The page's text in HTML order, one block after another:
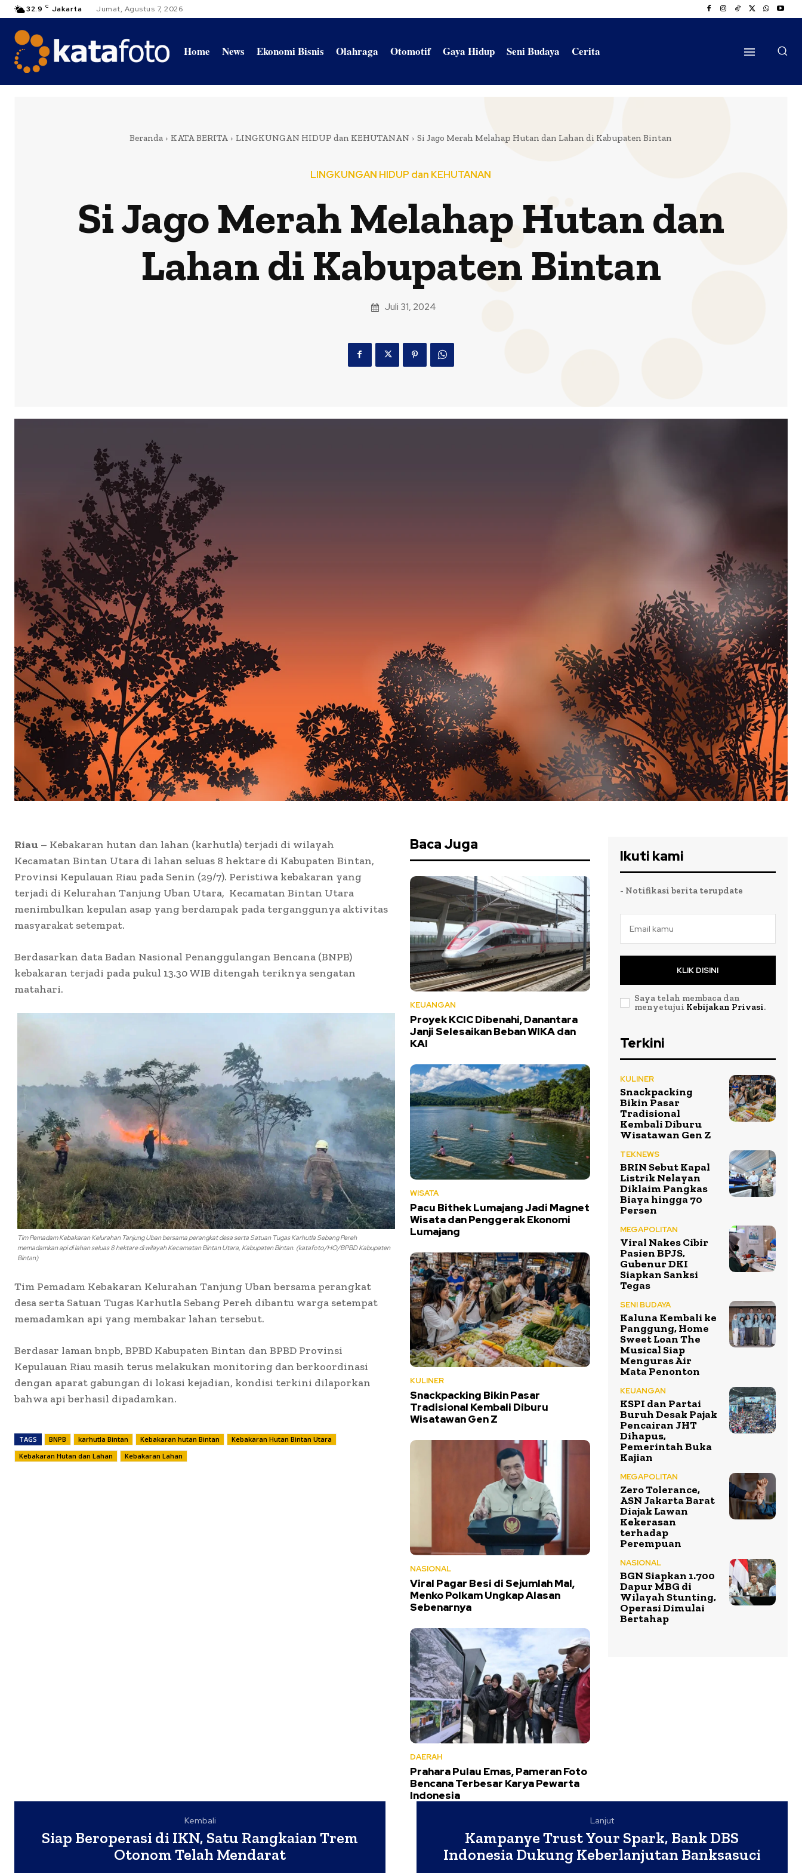
32.9 C Jakarta Jumat, Agustus 7, 2026
Home News Ekonomi Bisnis Olahraga Otomotif Gaya Hidup Seni Budaya Cerita
Beranda KATA BERITA LINGKUNGAN HIDUP dan KEHUTANAN Si Jago Merah Melahap Hutan dan Lahan di Kabupaten Bintan
LINGKUNGAN HIDUP dan KEHUTANAN
Si Jago Merah Melahap Hutan dan
Lahan di Kabupaten Bintan
Juli 31, 2024
Riau – Kebakaran hutan dan lahan (karhutla) terjadi di wilayah
Kecamatan Bintan Utara di lahan seluas 8 hektare di Kabupaten Bintan,
Provinsi Kepulauan Riau pada Senin (29/7). Peristiwa kebakaran yang
terjadi di Kelurahan Tanjung Uban Utara, Kecamatan Bintan Utara
menimbulkan kepulan asap yang berdampak pada terganggunya aktivitas
masyarakat setempat.
Berdasarkan data Badan Nasional Penanggulangan Bencana (BNPB)
kebakaran terjadi pada pukul 13.30 WIB ditengah teriknya sengatan
matahari.
Tim Pemadam Kebakaran Kelurahan Tanjung Uban bersama perangkat desa serta Satuan Tugas Karhutla Sebang Pereh
memadamkan api di lahan seluas 8 hektare di wilayah Kecamatan Bintan Utara, Kabupaten Bintan. (katafoto/HO/BPBD Kabupaten
Bintan)
Tim Pemadam Kebakaran Kelurahan Tanjung Uban bersama perangkat
desa serta Satuan Tugas Karhutla Sebang Pereh dibantu warga setempat
memadamkan api yang membakar lahan tersebut.
Berdasar laman bnpb, BPBD Kabupaten Bintan dan BPBD Provinsi
Kepulauan Riau masih terus melakukan monitoring dan berkoordinasi
dengan aparat gabungan di lokasi kejadian, kondisi terkini dilaporkan
bahwa api berhasil dipadamkan.
TAGS BNPB karhutla Bintan Kebakaran hutan Bintan
Kebakaran Hutan Bintan Utara
Kebakaran Hutan dan Lahan
Kebakaran Lahan
Baca Juga
KEUANGAN
Proyek KCIC Dibenahi, Danantara
Janji Selesaikan Beban WIKA dan
KAI
WISATA
Pacu Bithek Lumajang Jadi Magnet
Wisata dan Penggerak Ekonomi
Lumajang
KULINER
Snackpacking Bikin Pasar
Tradisional Kembali Diburu
Wisatawan Gen Z
NASIONAL
Viral Pagar Besi di Sejumlah Mal,
Menko Polkam Ungkap Alasan
Sebenarnya
DAERAH
Prahara Pulau Emas, Pameran Foto
Bencana Terbesar Karya Pewarta
Indonesia
Ikuti kami
- Notifikasi berita terupdate
KLIK DISINI
Saya telah membaca dan
menyetujui Kebijakan Privasi.
Terkini
KULINER
Snackpacking
Bikin Pasar
Tradisional
Kembali Diburu
Wisatawan Gen Z
TEKNEWS
BRIN Sebut Kapal
Listrik Nelayan
Diklaim Pangkas
Biaya hingga 70
Persen
MEGAPOLITAN
Viral Nakes Cibir
Pasien BPJS,
Gubenur DKI
Siapkan Sanksi
Tegas
SENI BUDAYA
Kaluna Kembali ke
Panggung, Home
Sweet Loan The
Musical Siap
Menguras Air
Mata Penonton
KEUANGAN
KSPI dan Partai
Buruh Desak Pajak
Pencairan JHT
Dihapus,
Pemerintah Buka
Kajian
MEGAPOLITAN
Zero Tolerance,
ASN Jakarta Barat
Diajak Lawan
Kekerasan
terhadap
Perempuan
NASIONAL
BGN Siapkan 1.700
Dapur MBG di
Wilayah Stunting,
Operasi Dimulai
Bertahap
Kembali
Siap Beroperasi di IKN, Satu Rangkaian Trem
Otonom Telah Mendarat
Lanjut
Kampanye Trust Your Spark, Bank DBS
Indonesia Dukung Keberlanjutan Banksasuci